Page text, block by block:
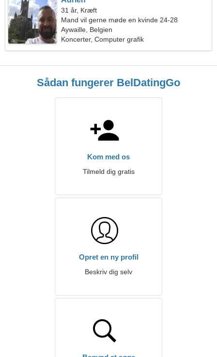
31 år, Kræft
Mand vil gerne møde en kvinde 24-28
Aywaille, Belgien
Koncerter, Computer grafik
Sådan fungerer BelDatingGo
Kom med os
Tilmeld dig gratis
Opret en ny profil
Beskriv dig selv